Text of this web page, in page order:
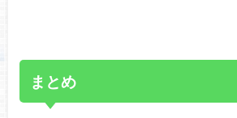
まとめ